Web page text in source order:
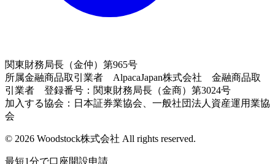
関東財務局長（金仲）第965号
所属金融商品取引業者 AlpacaJapan株式会社 金融商品取
引業者 登録番号：関東財務局長（金商）第3024号
加入する協会：日本証券業協会、一般社団法人資産運用業協
会
© 2026 Woodstock株式会社 All rights reserved.
最短1分で口座開設申請